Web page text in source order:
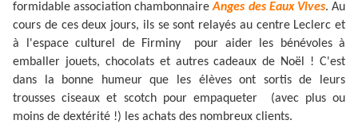
formidable association chambonnaire Anges des Eaux Vives. Au
cours de ces deux jours, ils se sont relayés au centre Leclerc et
à l'espace culturel de Firminy pour aider les bénévoles à
emballer jouets, chocolats et autres cadeaux de Noël ! C'est
dans la bonne humeur que les élèves ont sortis de leurs
trousses ciseaux et scotch pour empaqueter (avec plus ou
moins de dextérité !) les achats des nombreux clients.